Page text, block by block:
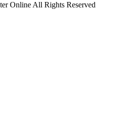
Online All Rights Reserved